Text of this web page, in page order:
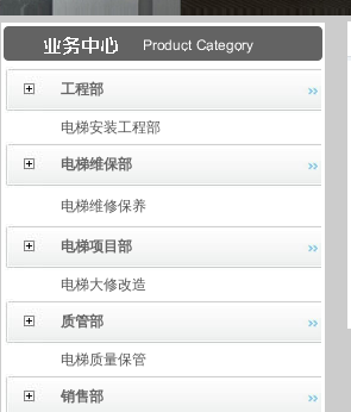
工程部
电梯安装工程部
电梯维保部
电梯维修保养
电梯项目部
电梯大修改造
质管部
电梯质量保管
销售部